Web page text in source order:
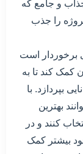
و جامع که
پروژه را جذب
برخوردار است
کمک کند تا به
بپردازد. با
بهترین
کنند و در
بیشتر کمک